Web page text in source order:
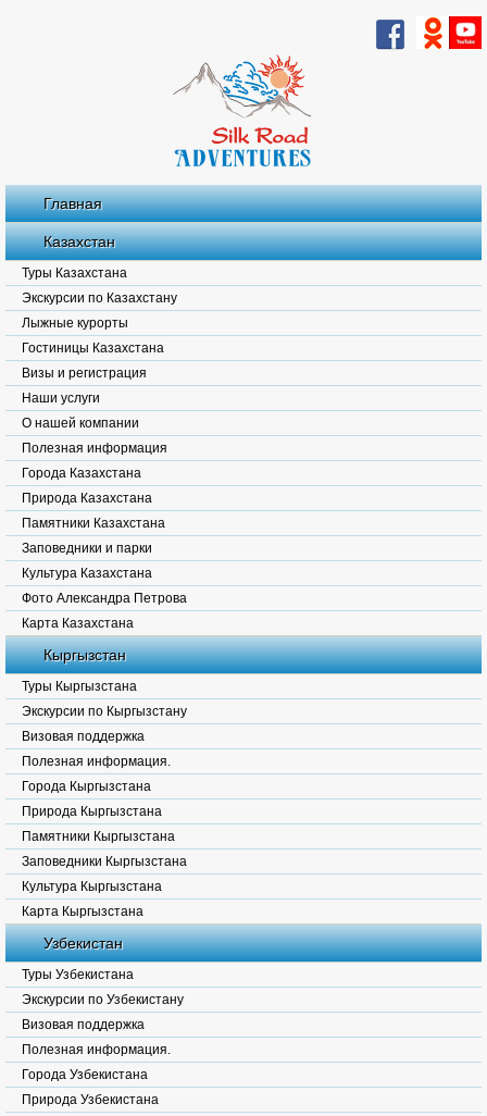
Главная
Казахстан
Туры Казахстана
Экскурсии по Казахстану
Лыжные курорты
Гостиницы Казахстана
Визы и регистрация
Наши услуги
О нашей компании
Полезная информация
Города Казахстана
Природа Казахстана
Памятники Казахстана
Заповедники и парки
Культура Казахстана
Фото Александра Петрова
Карта Казахстана
Кыргызстан
Туры Кыргызстана
Экскурсии по Кыргызстану
Визовая поддержка
Полезная информация.
Города Кыргызстана
Природа Кыргызстана
Памятники Кыргызстана
Заповедники Кыргызстана
Культура Кыргызстана
Карта Кыргызстана
Узбекистан
Туры Узбекистана
Экскурсии по Узбекистану
Визовая поддержка
Полезная информация.
Города Узбекистана
Природа Узбекистана